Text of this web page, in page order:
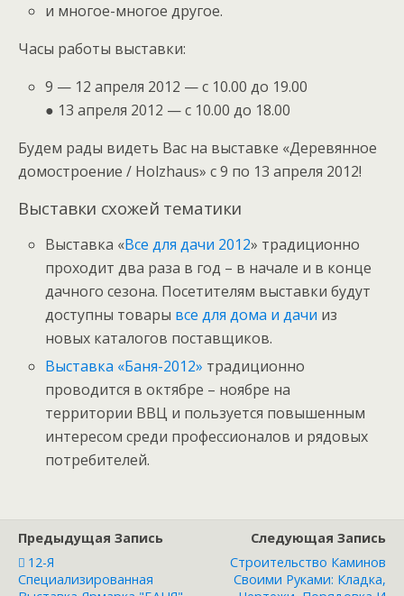
и многое-многое другое.
Часы работы выставки:
9 — 12 апреля 2012 — с 10.00 до 19.00
● 13 апреля 2012 — с 10.00 до 18.00
Будем рады видеть Вас на выставке «Деревянное
домостроение / Holzhaus» с 9 по 13 апреля 2012!
Выставки схожей тематики
Выставка «Все для дачи 2012» традиционно
проходит два раза в год – в начале и в конце
дачного сезона. Посетителям выставки будут
доступны товары все для дома и дачи из
новых каталогов поставщиков.
Выставка «Баня-2012» традиционно
проводится в октябре – ноябре на
территории ВВЦ и пользуется повышенным
интересом среди профессионалов и рядовых
потребителей.
Предыдущая Запись
12-Я
Специализированная
Следующая Запись
Строительство Каминов
Своими Руками: Кладка,